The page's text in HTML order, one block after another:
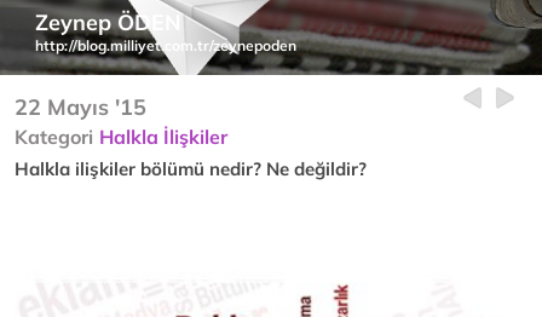
Zeynep ÖDEN
http://blog.milliyet.com.tr/zeynepoden
22 Mayıs '15
Kategori Halkla İlişkiler
Halkla ilişkiler bölümü nedir? Ne değildir?